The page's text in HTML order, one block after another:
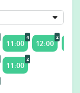
11:00
4
12:00
2
11:00
2